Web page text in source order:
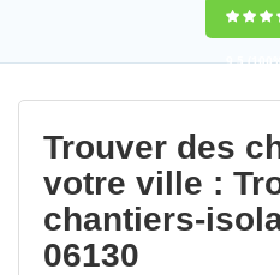
9,5
Trouver des
votre ville :
chantiers-
06130